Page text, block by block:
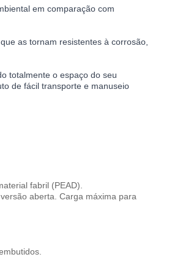
em comparação com
as tornam resistentes à corrosão,
totalmente o espaço do seu
de fácil transporte e manuseio
fabril (PEAD).
aberta. Carga máxima para